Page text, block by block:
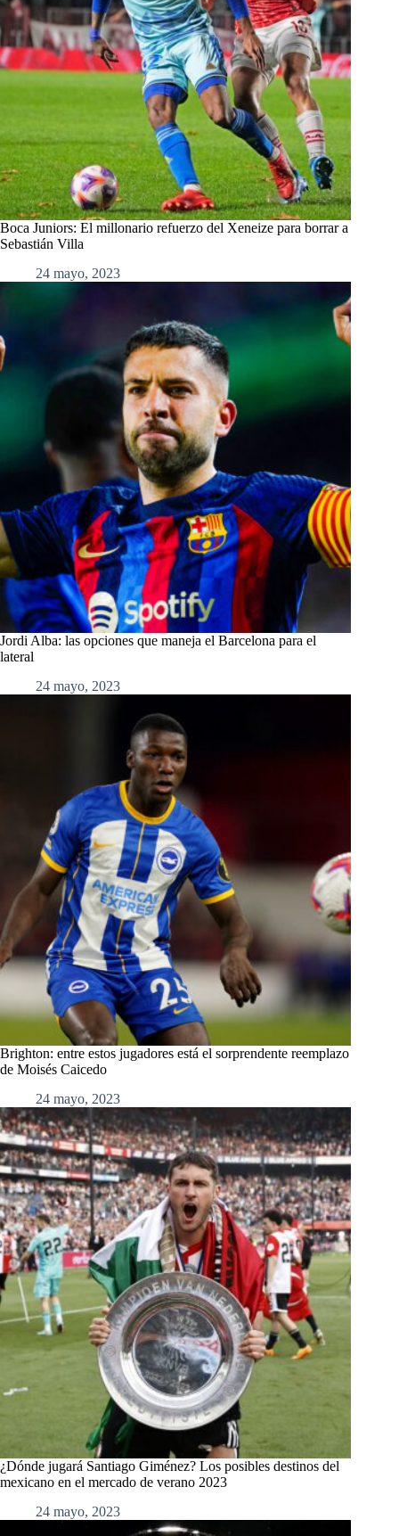
Boca Juniors: El millonario refuerzo del Xeneize para borrar a
Sebastián Villa
24 mayo, 2023
Jordi Alba: las opciones que maneja el Barcelona para el
lateral
24 mayo, 2023
Brighton: entre estos jugadores está el sorprendente reemplazo
de Moisés Caicedo
24 mayo, 2023
¿Dónde jugará Santiago Giménez? Los posibles destinos del
mexicano en el mercado de verano 2023
24 mayo, 2023